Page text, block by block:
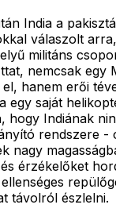
India a
válaszolt
militáns
nemcsak egy
hanem erői
egy saját
hogy Indiának
rendszere -
nagy
érzékelőket
távolról észlelni.